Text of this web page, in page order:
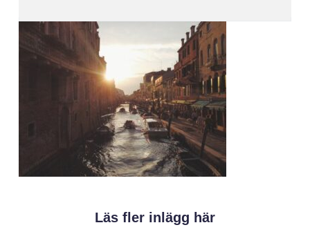
Läs fler inlägg här